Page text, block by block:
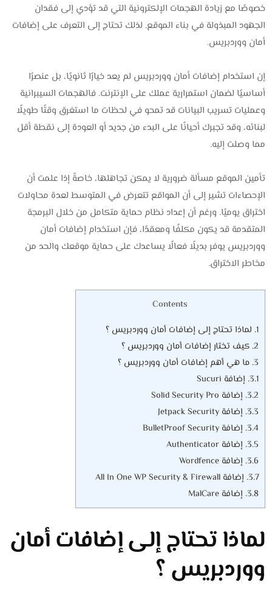
خصوصًا مع زيادة الهجمات الإلكترونية التي قد تؤدي إلى فقدان
الجهود المبذولة في بناء الموقع. لذلك تحتاج إلى التعرف على إضافات
أمان ووردبريس.
إن استخدام إضافات أمان ووردبريس لم يعد خيارًا ثانويًا، بل عنصرًا
أساسيًا لضمان استمرارية عملك على الإنترنت. فالهجمات السيبرانية
وعمليات تسريب البيانات قد تمحو في لحظات ما استغرق وقتًا طويلًا
لبنائه، وقد تجبرك أحيانًا على البدء من جديد أو العودة إلى نقطة أقل
مما وصلت إليه.
تأمين الموقع مسألة ضرورية لا يمكن تجاهلها، خاصةً إذا علمت أن
الإحصاءات تشير إلى أن المواقع تتعرض في المتوسط لعدة محاولات
اختراق يوميًا. ورغم أن إعداد نظام حماية متكامل من خلال البرمجة
المتقدمة قد يكون مكلفًا ومعقدًا، فإن استخدام إضافات أمان
ووردبريس يوفر بديلًا فعالًا يساعدك على حماية موقعك والحد من
مخاطر الاختراق.
Contents
1. لماذا تحتاج إلى إضافات أمان ووردبريس ؟
2. كيف تختار إضافات أمان ووردبريس ؟
3. ما هي أهم إضافات أمان ووردبريس ؟
3.1. إضافة Sucuri
3.2. إضافة Solid Security Pro
3.3. إضافة Jetpack Security
3.4. إضافة BulletProof Security
3.5. إضافة Authenticator
3.6. إضافة Wordfence
3.7. إضافة All In One WP Security & Firewall
3.8. إضافة MalCare
لماذا تحتاج إلى إضافات أمان
ووردبريس ؟